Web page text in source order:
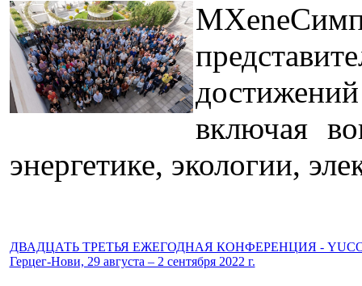
включая
энергетике, экологии,
ДВАДЦАТЬ ТРЕТЬЯ ЕЖЕГОДНАЯ КОНФЕРЕНЦИЯ -
Герцег-Нови, 29 августа – 2 сентября 2022 г.